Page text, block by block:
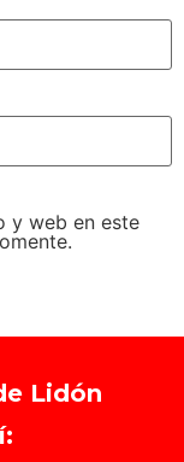
y web en este
Lidón